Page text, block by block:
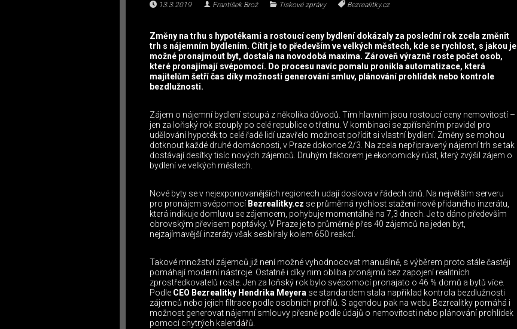
13.3.2019 František Brož Tiskové zprávy Bezrealitky.cz
Změny na trhu s hypotékami a rostoucí ceny bydlení dokázaly za poslední rok zcela změnit
trh s nájemním bydlením. Cítit je to především ve velkých městech, kde se rychlost, s jakou je
možné pronajmout byt, dostala na novodobá maxima. Zároveň výrazně roste počet osob,
které pronajímají svépomocí. Do procesu navíc pomalu pronikla automatizace, která
majitelům šetří čas díky možnosti generování smluv, plánování prohlídek nebo kontrole
bezdlužnosti.
Zájem o nájemní bydlení stoupá z několika důvodů. Tím hlavním jsou rostoucí ceny nemovitostí –
jen za loňský rok stouply po celé republice o třetinu. V kombinaci se zpřísněním pravidel pro
udělování hypoték to celé řadě lidí uzavřelo možnost pořídit si vlastní bydlení. Změny se mohou
dotknout každé druhé domácnosti, v Praze dokonce 2/3. Na zcela nepřipravený nájemní trh se tak
dostávají desítky tisíc nových zájemců. Druhým faktorem je ekonomický růst, který zvýšil zájem o
bydlení ve velkých městech.
Nové byty se v nejexponovanějších regionech udají doslova v řádech dnů. Na největším serveru
pro pronájem svépomocí Bezrealitky.cz se průměrná rychlost stažení nově přidaného inzerátu,
která indikuje domluvu se zájemcem, pohybuje momentálně na 7,3 dnech. Je to dáno především
obrovským převisem poptávky. V Praze je to průměrně přes 40 zájemců na jeden byt,
nejzajímavější inzeráty však sesbíraly kolem 650 reakcí.
Takové množství zájemců již není možné vyhodnocovat manuálně, s výběrem proto stále častěji
pomáhají moderní nástroje. Ostatně i díky nim obliba pronájmů bez zapojení realitních
zprostředkovatelů roste. Jen za loňský rok bylo svépomocí pronajato o 46 % domů a bytů více.
Podle CEO Bezrealitky Hendrika Meyera se standardem stala například kontrola bezdlužnosti
zájemců nebo jejich filtrace podle osobních profilů. S agendou pak na webu Bezrealitky pomáhá i
možnost generovat nájemní smlouvy přesně podle údajů o nemovitosti nebo plánování prohlídek
pomocí chytrých kalendářů.